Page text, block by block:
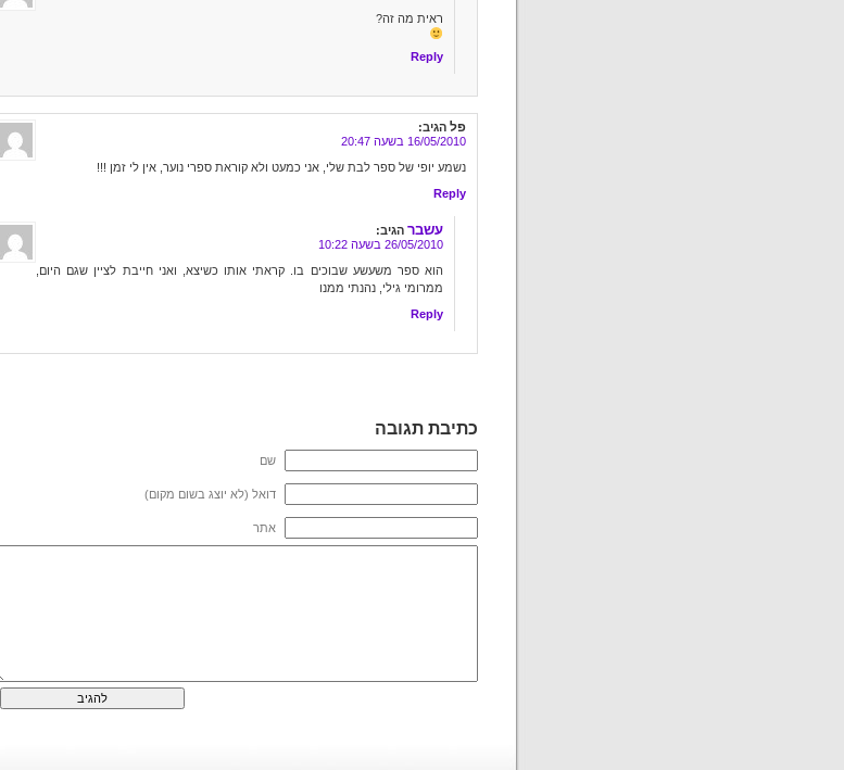
ראית מה זה?
Reply
פל הגיב:
16/05/2010 בשעה 20:47
נשמע יופי של ספר לבת שלי, אני כמעט ולא קוראת ספרי נוער, אין לי זמן !!!
Reply
עשבר הגיב:
26/05/2010 בשעה 10:22
הוא ספר משעשע שבוכים בו. קראתי אותו כשיצא, ואני חייבת לציין שגם היום,
ממרומי גילי, נהנתי ממנו
Reply
כתיבת תגובה
שם
דואל (לא יוצג בשום מקום)
אתר